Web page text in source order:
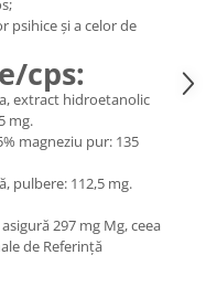
psihice și a celor de
cps:
extract hidroetanolic
mg.
magneziu pur: 135
pulbere: 112,5 mg.
297 mg Mg, ceea
de Referință